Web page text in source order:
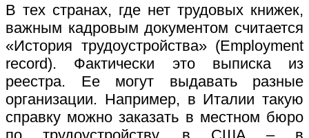
В тех странах, где нет трудовых книжек,
важным кадровым документом считается
«История трудоустройства» (Employment
record). Фактически это выписка из
реестра. Ее могут выдавать разные
организации. Например, в Италии такую
справку можно заказать в местном бюро